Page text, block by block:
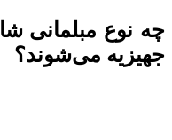
چه نوع مبلمانی
جهیزیه می‌شوند؟